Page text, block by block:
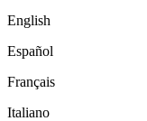
English
Español
Français
Italiano